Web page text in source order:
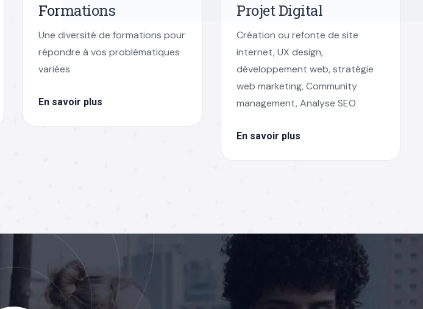
Formations
Une diversité de formations pour
répondre à vos problématiques
variées
En savoir plus
Projet Digital
Création ou refonte de site
internet, UX design,
développement web, stratégie
web marketing, Community
management, Analyse SEO
En savoir plus